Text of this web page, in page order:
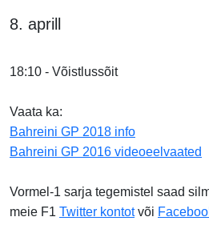
8. aprill
18:10 - Võistlussõit
Vaata ka:
Bahreini GP 2018 info
Bahreini GP 2016 videoeelvaated
Vormel-1 sarja tegemistel saad
meie F1 Twitter kontotvõi